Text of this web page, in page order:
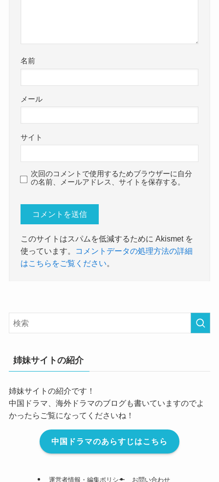
名前
メール
サイト
次回のコメントで使用するためブラウザーに自分
の名前、メールアドレス、サイトを保存する。
このサイトはスパムを低減するために Akismet を
使っています。
コメントデータの処理方法の詳細
はこちらをご覧ください
姉妹サイトの紹介
姉妹サイトの紹介です！
中国ドラマ、海外ドラマのブログも書いていますのでよ
かったらご覧になってくださいね！
中国ドラマのあらすじはこちら
運営者情報・編集ポリシー お問い合わせ